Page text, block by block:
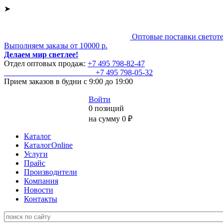
➤
Оптовые поставки
Выполняем заказы от 10000 р.
Делаем мир светлее!
Отдел оптовых продаж: +7 495 798-82-47
+7 495 798-05-32
Прием заказов в будни с 9:00 до 19:00
Войти
0 позиций
на сумму 0 ₽
Каталог
КаталогOnline
Услуги
Прайс
Производители
Компания
Новости
Контакты